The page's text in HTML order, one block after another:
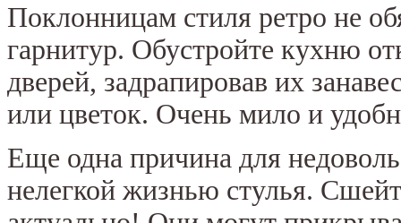
Поклонницам стиля ретро не
гарнитур. Обустройте кухню
дверей, задрапировав их
или цветок. Очень мило и
Еще одна причина для
нелегкой жизнью стулья.